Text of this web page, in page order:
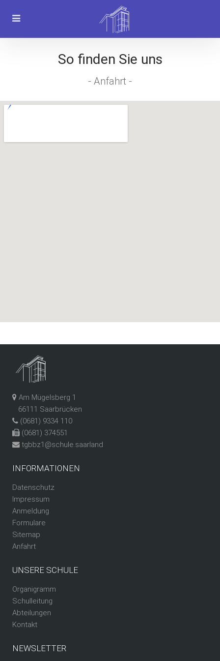
So finden Sie uns
- Anfahrt -
Am Mügelsberg 1
66111 Saarbrücken
(0681) 9334 110
(0681) 374551
tgbbz1@schule.saarland
INFORMATIONEN
Datenschutz
Impressum
Anmeldung
Formulare
Sitemap
Anfahrt
UNSERE SCHULE
Organigramm
Schulleitung
Abteilungen
Kontakt
NEWSLETTER